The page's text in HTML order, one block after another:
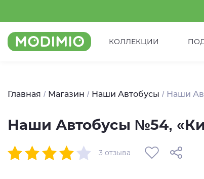
КОЛЛЕКЦИИ
Главная Магазин Наши Автобусы Наши
Наши Автобусы №54,
3 отзыва